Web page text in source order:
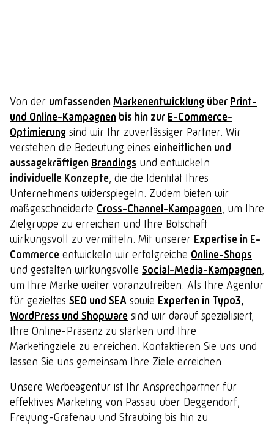
Von der umfassenden Markenentwicklung über Print-
und Online-Kampagnen bis hin zur E-Commerce-
Optimierung sind wir Ihr zuverlässiger Partner. Wir
verstehen die Bedeutung eines einheitlichen und
aussagekräftigen Brandings und entwickeln
individuelle Konzepte, die die Identität Ihres
Unternehmens widerspiegeln. Zudem bieten wir
maßgeschneiderte Cross-Channel-Kampagnen, um Ihre
Zielgruppe zu erreichen und Ihre Botschaft
wirkungsvoll zu vermitteln. Mit unserer Expertise in E-
Commerce entwickeln wir erfolgreiche Online-Shops
und gestalten wirkungsvolle Social-Media-Kampagnen,
um Ihre Marke weiter voranzutreiben. Als Ihre Agentur
für gezieltes SEO und SEA sowie Experten in Typo3,
WordPress und Shopware sind wir darauf spezialisiert,
Ihre Online-Präsenz zu stärken und Ihre
Marketingziele zu erreichen. Kontaktieren Sie uns und
lassen Sie uns gemeinsam Ihre Ziele erreichen.
Unsere Werbeagentur ist Ihr Ansprechpartner für
effektives Marketing von Passau über Deggendorf,
Freyung-Grafenau und Straubing bis hin zu
ready for contact?
Lebschi Media GmbH
Fürstensteiner Straße 24a
94535 Eging a.See
hallo@team-ready.de
Telefon: 08544 6523-00